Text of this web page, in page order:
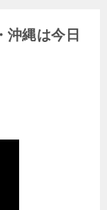
沖縄は今日